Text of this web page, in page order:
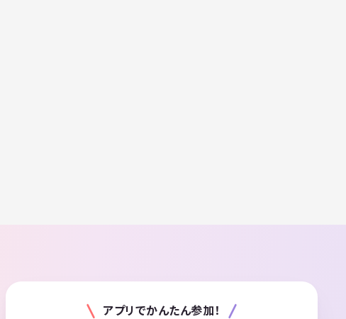
アプリでかんたん参加！